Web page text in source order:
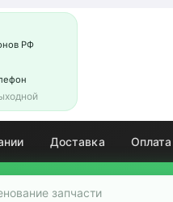
РФ
Доставка Оплата